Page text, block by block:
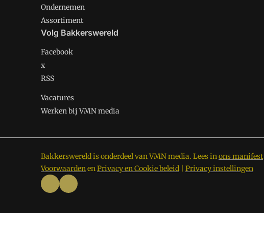
Ondernemen
Assortiment
Volg Bakkerswereld
Facebook
x
RSS
Vacatures
Werken bij VMN media
Bakkerswereld is onderdeel van VMN media. Lees inons manifest
VoorwaardenenPrivacy en Cookie beleid Privacy instellingen